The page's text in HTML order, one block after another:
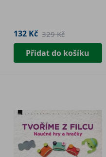
132 Kč 329 Kč
Přidat do košíku